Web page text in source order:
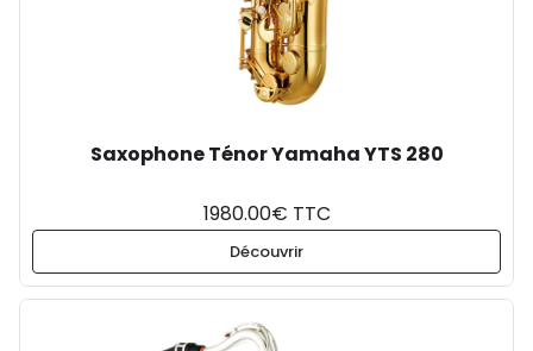
Saxophone Ténor Yamaha YTS 280
1980.00€ TTC
Découvrir